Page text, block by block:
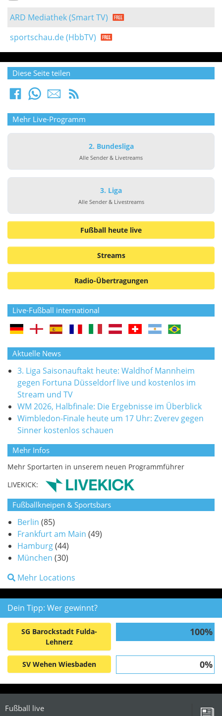
ARD Mediathek (Smart TV)
sportschau.de (HbbTV)
Diese Seite teilen
Mehr Live-Programm
2. Bundesliga
Alle Sender & Livetreams
3. Liga
Alle Sender & Livestreams
Fußball heute live
Streams
Radio-Übertragungen
Live-Fußball international
Aktuelle News
3. Liga Saisonauftakt heute: Waldhof Mannheim
gegen Fortuna Düsseldorf live und kostenlos im
Stream und TV
WM 2026, Halbfinale: Die Ergebnisse im Überblick
Wimbledon-Finale heute um 17 Uhr: Zverev gegen
Sinner kostenlos schauen
Mehr Infos
Mehr Sportarten in unserem neuen Programmführer
LIVEKICK:
Fußballkneipen & Sportsbars
Berlin (85)
Frankfurt am Main (49)
Hamburg(44)
München (30)
Mehr Locations
Dein Tipp: Wer gewinnt?
SG Barockstadt Fulda-
Lehnerz
100%
SV Wehen Wiesbaden 0%
Fußball live